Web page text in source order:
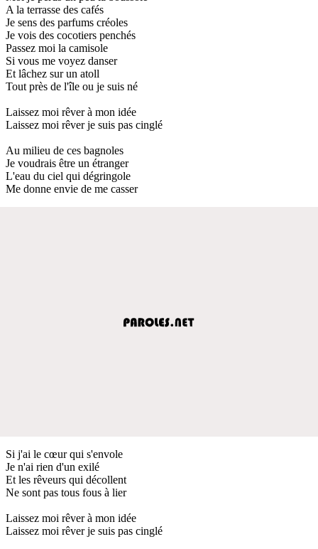
A la terrasse des cafés
Je sens des parfums créoles
Je vois des cocotiers penchés
Passez moi la camisole
Si vous me voyez danser
Et lâchez sur un atoll
Tout près de l'île ou je suis né
Laissez moi rêver à mon idée
Laissez moi rêver je suis pas cinglé
Au milieu de ces bagnoles
Je voudrais être un étranger
L'eau du ciel qui dégringole
Me donne envie de me casser
Si j'ai le cœur qui s'envole
Je n'ai rien d'un exilé
Et les rêveurs qui décollent
Ne sont pas tous fous à lier
Laissez moi rêver à mon idée
Laissez moi rêver je suis pas cinglé